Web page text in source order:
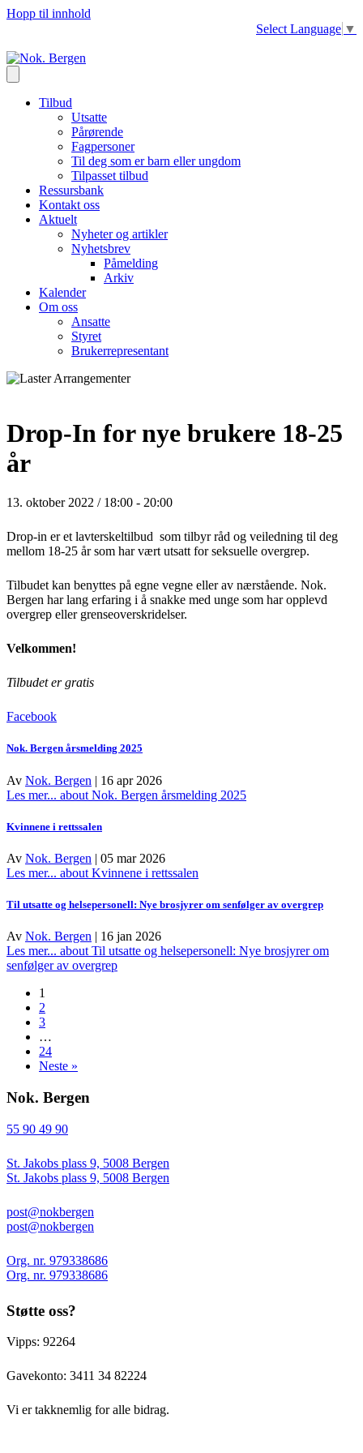
Hopp til innhold
Select Language ▼
Tilbud
Utsatte
Pårørende
Fagpersoner
Til deg som er barn eller ungdom
Tilpasset tilbud
Ressursbank
Kontakt oss
Aktuelt
Nyheter og artikler
Nyhetsbrev
Påmelding
Arkiv
Kalender
Om oss
Ansatte
Styret
Brukerrepresentant
Drop-In for nye brukere 18-25
år
13. oktober 2022 / 18:00 - 20:00
Drop-in er et lavterskeltilbud som tilbyr råd og veiledning til deg
mellom 18-25 år som har vært utsatt for seksuelle overgrep.
Tilbudet kan benyttes på egne vegne eller av nærstående. Nok.
Bergen har lang erfaring i å snakke med unge som har opplevd
overgrep eller grenseoverskridelser.
Velkommen!
Tilbudet er gratis
Facebook
Nok. Bergen årsmelding 2025
Av Nok. Bergen | 16 apr 2026
Les mer... about Nok. Bergen årsmelding 2025
Kvinnene i rettssalen
Av Nok. Bergen | 05 mar 2026
Les mer... about Kvinnene i rettssalen
Til utsatte og helsepersonell: Nye brosjyrer om senfølger av overgrep
Av Nok. Bergen | 16 jan 2026
Les mer... about Til utsatte og helsepersonell: Nye brosjyrer om
senfølger av overgrep
1
2
3
…
24
Neste »
Nok. Bergen
55 90 49 90
St. Jakobs plass 9, 5008 Bergen
St. Jakobs plass 9, 5008 Bergen
post@nokbergen
post@nokbergen
Org. nr. 979338686
Org. nr. 979338686
Støtte oss?
Vipps: 92264
Gavekonto: 3411 34 82224
Vi er takknemlig for alle bidrag.